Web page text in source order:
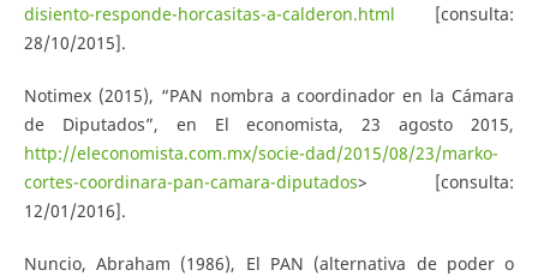
disiento-responde-horcasitas-a-calderon.html [consulta:
28/10/2015].
Notimex (2015), “PAN nombra a coordinador en la Cámara
de Diputados”, en El economista, 23 agosto 2015,
http://eleconomista.com.mx/socie-dad/2015/08/23/marko-
cortes-coordinara-pan-camara-diputados> [consulta:
12/01/2016].
Nuncio, Abraham (1986), El PAN (alternativa de poder o